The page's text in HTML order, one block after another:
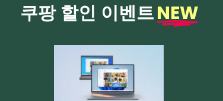
쿠팡 할인 이벤트 NEW